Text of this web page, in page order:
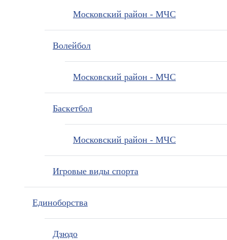
Московский район - МЧС
Волейбол
Московский район - МЧС
Баскетбол
Московский район - МЧС
Игровые виды спорта
Единоборства
Дзюдо